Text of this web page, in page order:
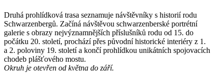
Druhá prohlídková trasa seznamuje návštěvníky s historií rodu
Schwarzenbergů. Začíná návštěvou schwarzenberské portrétní
galerie s obrazy nejvýznamnějších příslušníků rodu od 15. do
počátku 20. století, prochází přes původní historické interiéry z 1.
a 2. poloviny 19. století a končí prohlídkou unikátních spojovacích
chodeb plášťového mostu.
Okruh je otevřen od května do září.